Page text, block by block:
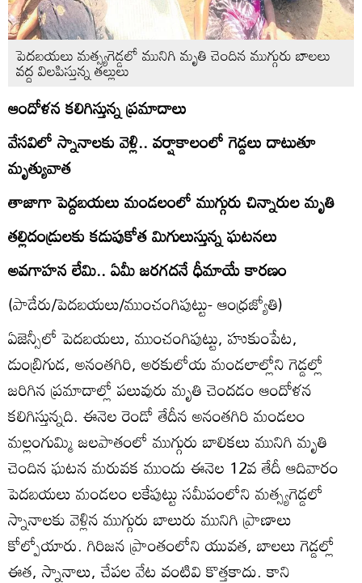
పెదబయలు మత్స్యగెడ్డలో మునిగి మృతి చెందిన ముగ్గురు బాలలు
వద్ద విలపిస్తున్న తల్లులు
ఆందోళన కలిగిస్తున్న ప్రమాదాలు
వేసవిలో స్నానాలకు వెళ్లి.. వర్షాకాలంలో గెడ్డలు దాటుతూ
మృత్యువాత
తాజాగా పెద్దబయలు మండలంలో ముగ్గురు చిన్నారుల మృతి
తల్లిదండ్రులకు కడుపుకోత మిగులుస్తున్న ఘటనలు
అవగాహన లేమి.. ఏమీ జరగదనే ధీమాయే కారణం
(పాడేరు/పెదబయలు/ముంచంగిపుట్టు- ఆంధ్రజ్యోతి)
ఏజెన్సీలో పెదబయలు, ముంచంగిపుట్టు, హుకుంపేట,
డుంబ్రిగుడ, అనంతగిరి, అరకులోయ మండలాల్లోని గెడ్డల్లో
జరిగిన ప్రమాదాల్లో పలువురు మృతి చెందడం ఆందోళన
కలిగిస్తున్నది. ఈనెల రెండో తేదీన అనంతగిరి మండలం
మల్లంగుమ్మి జలపాతంలో ముగ్గురు బాలికలు మునిగి మృతి
చెందిన ఘటన మరువక ముందు ఈనెల 12వ తేదీ ఆదివారం
పెదబయలు మండలం లకేపుట్టు సమీపంలోని మత్స్యగెడ్డలో
స్నానాలకు వెళ్లిన ముగ్గురు బాలురు మునిగి ప్రాణాలు
కోల్పోయారు. గిరిజన ప్రాంతంలోని యువత, బాలలు గెడ్డల్లో
ఈత, స్నానాలు, చేపల వేట వంటివి కొత్తకాదు. కాని